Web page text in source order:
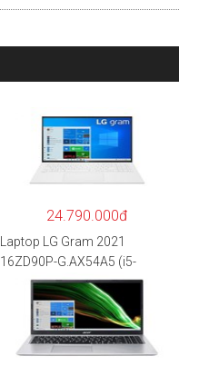
24.790.000đ
Laptop LG Gram 2021
16ZD90P-G.AX54A5 (i5-
1135G7/8GB RAM/512GB
SSD/16″WQXGA/Dos/Trắng)